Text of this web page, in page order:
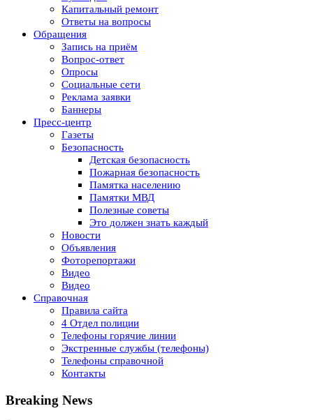
Капитальный ремонт
Ответы на вопросы
Обращения
Запись на приём
Вопрос-ответ
Опросы
Социальные сети
Реклама заявки
Баннеры
Пресс-центр
Газеты
Безопасность
Детская безопасность
Пожарная безопасность
Памятка населению
Памятки МВД
Полезные советы
Это должен знать каждый
Новости
Объявления
Фоторепортажи
Видео
Видео
Справочная
Правила сайта
4 Отдел полиции
Телефоны горячие линии
Экстренные службы (телефоны)
Телефоны справочной
Контакты
Breaking News